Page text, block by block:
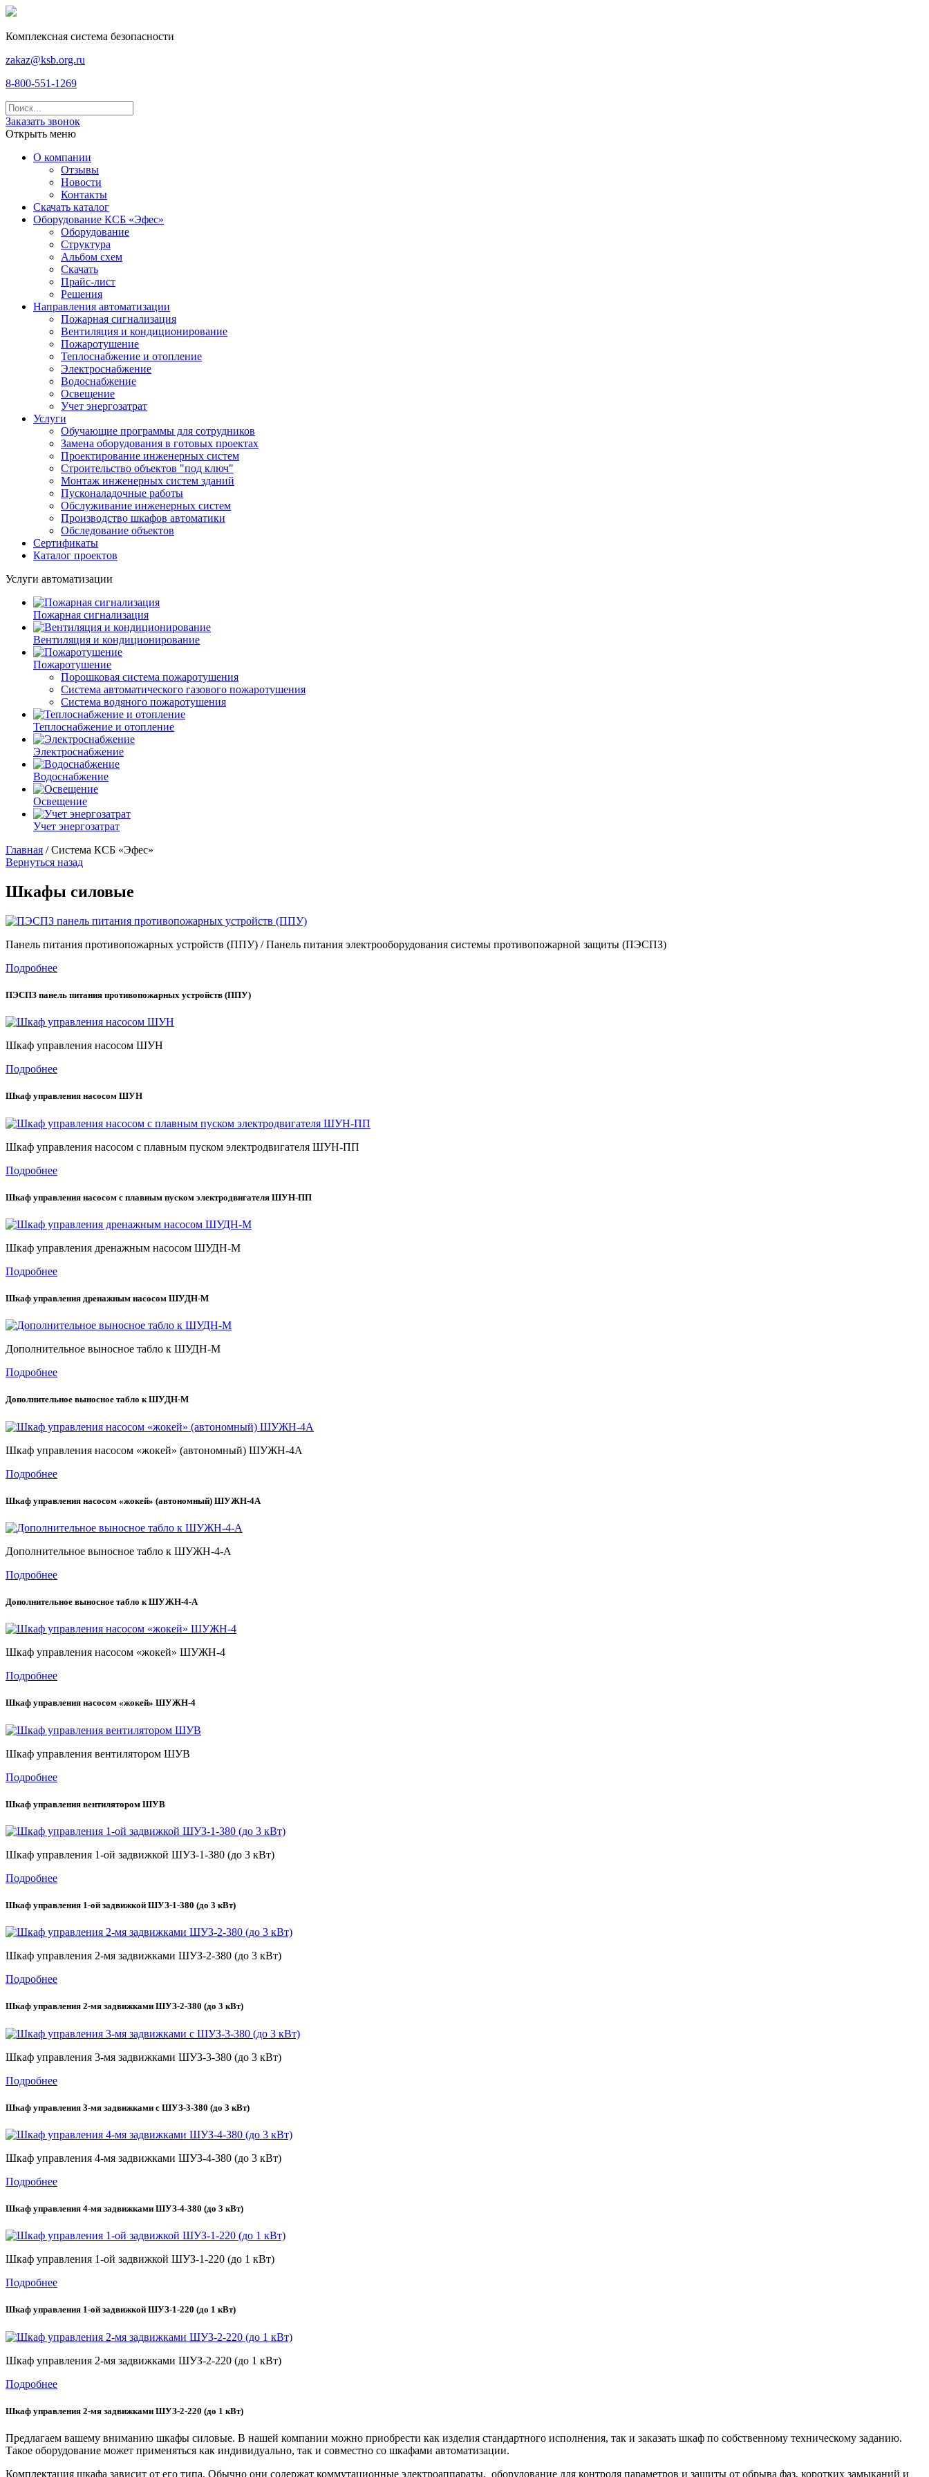
Комплексная система безопасности
zakaz@ksb.org.ru
8-800-551-1269
Заказать звонок
Открыть меню
О компании
Отзывы
Новости
Контакты
Скачать каталог
Оборудование КСБ «Эфес»
Оборудование
Структура
Альбом схем
Скачать
Прайс-лист
Решения
Направления автоматизации
Пожарная сигнализация
Вентиляция и кондиционирование
Пожаротушение
Теплоснабжение и отопление
Электроснабжение
Водоснабжение
Освещение
Учет энергозатрат
Услуги
Обучающие программы для сотрудников
Замена оборудования в готовых проектах
Проектирование инженерных систем
Строительство объектов "под ключ"
Монтаж инженерных систем зданий
Пусконаладочные работы
Обслуживание инженерных систем
Производство шкафов автоматики
Обследование объектов
Сертификаты
Каталог проектов
Услуги автоматизации
Пожарная сигнализация
Вентиляция и кондиционирование
Пожаротушение
Порошковая система пожаротушения
Система автоматического газового пожаротушения
Система водяного пожаротушения
Теплоснабжение и отопление
Электроснабжение
Водоснабжение
Освещение
Учет энергозатрат
Главная /Система КСБ «Эфес»
Вернуться назад
Шкафы силовые
Панель питания противопожарных устройств (ППУ) / Панель питания электрооборудования системы противопожарной защиты (ПЭСПЗ)
Подробнее
ПЭСПЗ панель питания противопожарных устройств (ППУ)
Шкаф управления насосом ШУН
Подробнее
Шкаф управления насосом ШУН
Шкаф управления насосом с плавным пуском электродвигателя ШУН-ПП
Подробнее
Шкаф управления насосом с плавным пуском электродвигателя ШУН-ПП
Шкаф управления дренажным насосом ШУДН-М
Подробнее
Шкаф управления дренажным насосом ШУДН-М
Дополнительное выносное табло к ШУДН-М
Подробнее
Дополнительное выносное табло к ШУДН-М
Шкаф управления насосом «жокей» (автономный) ШУЖН-4А
Подробнее
Шкаф управления насосом «жокей» (автономный) ШУЖН-4А
Дополнительное выносное табло к ШУЖН-4-А
Подробнее
Дополнительное выносное табло к ШУЖН-4-А
Шкаф управления насосом «жокей» ШУЖН-4
Подробнее
Шкаф управления насосом «жокей» ШУЖН-4
Шкаф управления вентилятором ШУВ
Подробнее
Шкаф управления вентилятором ШУВ
Шкаф управления 1-ой задвижкой ШУЗ-1-380 (до 3 кВт)
Подробнее
Шкаф управления 1-ой задвижкой ШУЗ-1-380 (до 3 кВт)
Шкаф управления 2-мя задвижками ШУЗ-2-380 (до 3 кВт)
Подробнее
Шкаф управления 2-мя задвижками ШУЗ-2-380 (до 3 кВт)
Шкаф управления 3-мя задвижками ШУЗ-3-380 (до 3 кВт)
Подробнее
Шкаф управления 3-мя задвижками с ШУЗ-3-380 (до 3 кВт)
Шкаф управления 4-мя задвижками ШУЗ-4-380 (до 3 кВт)
Подробнее
Шкаф управления 4-мя задвижками ШУЗ-4-380 (до 3 кВт)
Шкаф управления 1-ой задвижкой ШУЗ-1-220 (до 1 кВт)
Подробнее
Шкаф управления 1-ой задвижкой ШУЗ-1-220 (до 1 кВт)
Шкаф управления 2-мя задвижками ШУЗ-2-220 (до 1 кВт)
Подробнее
Шкаф управления 2-мя задвижками ШУЗ-2-220 (до 1 кВт)
Предлагаем вашему вниманию шкафы силовые. В нашей компании можно приобрести как изделия стандартного исполнения, так и заказать шкаф по собственному техническому заданию.
Такое оборудование может применяться как индивидуально, так и совместно со шкафами автоматизации.
Комплектация шкафа зависит от его типа. Обычно они содержат коммутационные электроаппараты, оборудование для контроля параметров и защиты от обрыва фаз, коротких замыканий и